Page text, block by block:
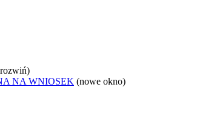
NA WNIOSEK (nowe okno)